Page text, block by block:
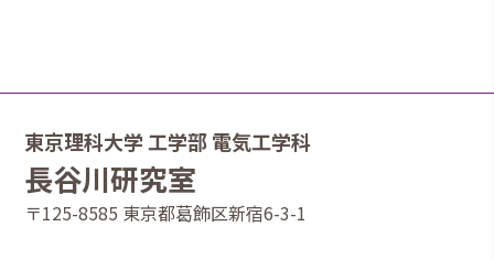
東京理科大学 工学部 電気工学科
長谷川研究室
〒125-8585 東京都葛飾区新宿6-3-1